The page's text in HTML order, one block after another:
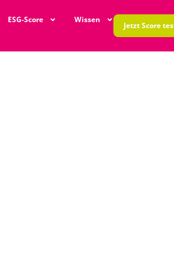
ESG-Score Wissen
Jetzt Score